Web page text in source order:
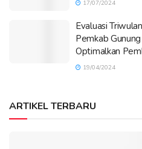
17/07/2024
Evaluasi
Pemkab
Optimalkan
19/04/2024
ARTIKEL TERBARU